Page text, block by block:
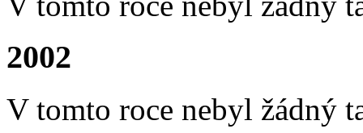
2002
V tomto roce nebyl žádný